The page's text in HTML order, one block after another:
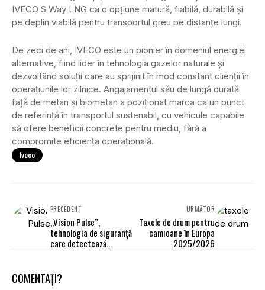
IVECO S Way LNG ca o opțiune matură, fiabilă, durabilă și
pe deplin viabilă pentru transportul greu pe distanțe lungi.
De zeci de ani, IVECO este un pionier în domeniul energiei
alternative, fiind lider în tehnologia gazelor naturale și
dezvoltând soluții care au sprijinit în mod constant clienții în
operațiunile lor zilnice. Angajamentul său de lungă durată
față de metan și biometan a poziționat marca ca un punct
de referință în transportul sustenabil, cu vehicule capabile
să ofere beneficii concrete pentru mediu, fără a
compromite eficiența operațională.
Iveco
PRECEDENT
„Vision Pulse”,
tehnologia de siguranță
care detectează
URMĂTOR
Taxele de drum pentru
camioane în Europa
2025/2026
COMENTAȚI?